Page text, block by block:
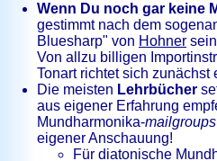
Wenn Du noch gar keine
gestimmt nach dem
Bluesharp" von Hohner
Von allzu billigen
Tonart richtet sich
Die meisten Lehrbücher
aus eigener Erfahrung
Mundharmonika-mailgroups
eigener Anschauung!
Für diatonische